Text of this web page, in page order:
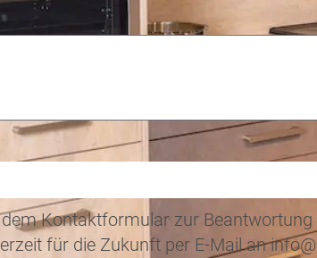
Kontaktformular zur
für die Zukunft per E-Mail an